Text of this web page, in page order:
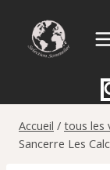
contenu
Accueil / tous les
Sancerre Les